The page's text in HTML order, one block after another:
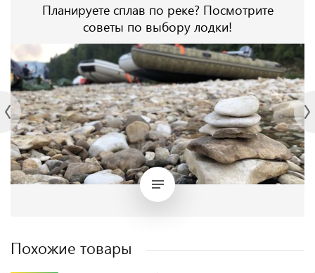
Планируете сплав по реке? Посмотрите
советы по выбору лодки!
Похожие товары